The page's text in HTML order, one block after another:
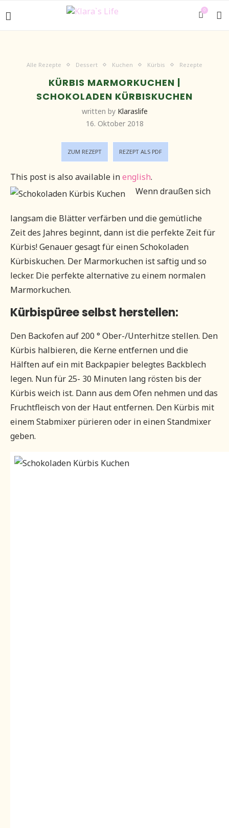
0
Alle Rezepte Dessert Kuchen Kürbis Rezepte
KÜRBIS MARMORKUCHEN |
SCHOKOLADEN KÜRBISKUCHEN
written by Klaraslife
16. Oktober 2018
ZUM REZEPT REZEPT ALS PDF
This post is also available inenglish.
Wenn draußen sich
langsam die Blätter verfärben und die gemütliche
Zeit des Jahres beginnt, dann ist die perfekte Zeit für
Kürbis! Genauer gesagt für einen Schokoladen
Kürbiskuchen. Der Marmorkuchen ist saftig und so
lecker. Die perfekte alternative zu einem normalen
Marmorkuchen.
Kürbispüree selbst herstellen:
Den Backofen auf 200 ° Ober-/Unterhitze stellen. Den
Kürbis halbieren, die Kerne entfernen und die
Hälften auf ein mit Backpapier belegtes Backblech
legen. Nun für 25- 30 Minuten lang rösten bis der
Kürbis weich ist. Dann aus dem Ofen nehmen und das
Fruchtfleisch von der Haut entfernen. Den Kürbis mit
einem Stabmixer pürieren oder in einen Standmixer
geben.